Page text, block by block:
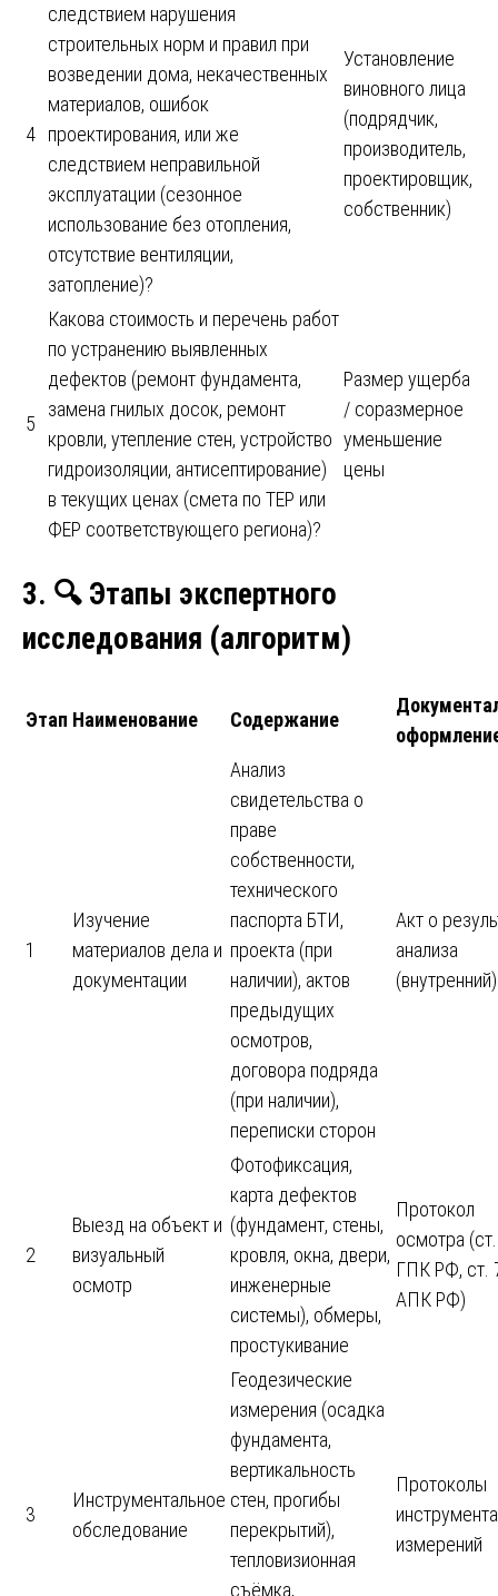
4
следствием нарушения
строительных норм и правил при
возведении дома, некачественных
материалов, ошибок
проектирования, или же
следствием неправильной
эксплуатации (сезонное
использование без отопления,
отсутствие вентиляции,
затопление)?
Установление
виновного лица
(подрядчик,
производитель,
проектировщик,
собственник)
5
Какова стоимость и перечень работ
по устранению выявленных
дефектов (ремонт фундамента,
замена гнилых досок, ремонт
кровли, утепление стен, устройство
гидроизоляции, антисептирование)
в текущих ценах (смета по ТЕР или
ФЕР соответствующего региона)?
Размер ущерба
/ соразмерное
уменьшение
цены
3. 🔍 Этапы экспертного
исследования (алгоритм)
Этап Наименование Содержание
1
Изучение
материалов дела и
документации
Анализ
свидетельства о
праве
собственности,
технического
паспорта БТИ,
проекта (при
наличии), актов
предыдущих
осмотров,
договора подряда
(при наличии),
переписки сторон
Акт о
анализа
(внутренний)
2
Выезд на объект и
визуальный
осмотр
Фотофиксация,
карта дефектов
(фундамент, стены,
кровля, окна, двери,
инженерные
системы), обмеры,
простукивание
Протокол
осмотра
ГПК РФ, ст.
АПК РФ)
3
Инструментальное
обследование
Геодезические
измерения (осадка
фундамента,
вертикальность
стен, прогибы
перекрытий),
тепловизионная
съёмка,
Протоколы
измерений